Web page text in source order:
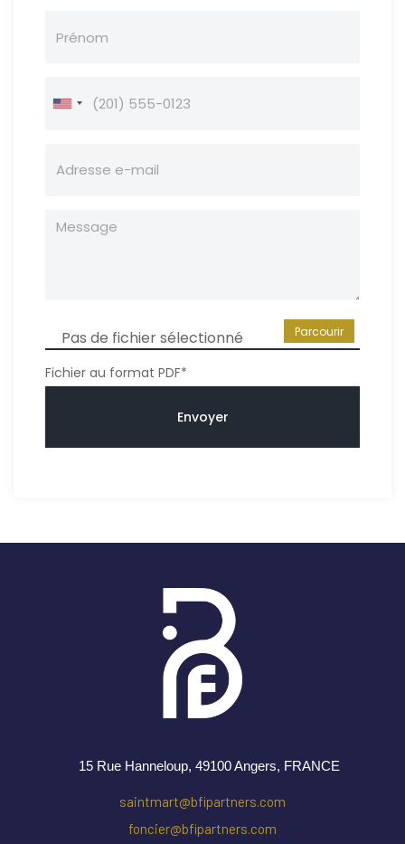
Pas de fichier sélectionné Parcourir
Fichier au format PDF*
Envoyer
15 Rue Hanneloup, 49100 Angers, FRANCE
saintmart@bfipartners.com
foncier@bfipartners.com